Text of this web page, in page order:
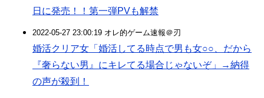
日に発売！！第一弾PVも解禁
2022-05-27 23:00:19 オレ的ゲーム速報＠刃
婚活クリア女「婚活してる時点で男も女○○、だから
『奢らない男』にキレてる場合じゃないぞ」→納得
の声が殺到！